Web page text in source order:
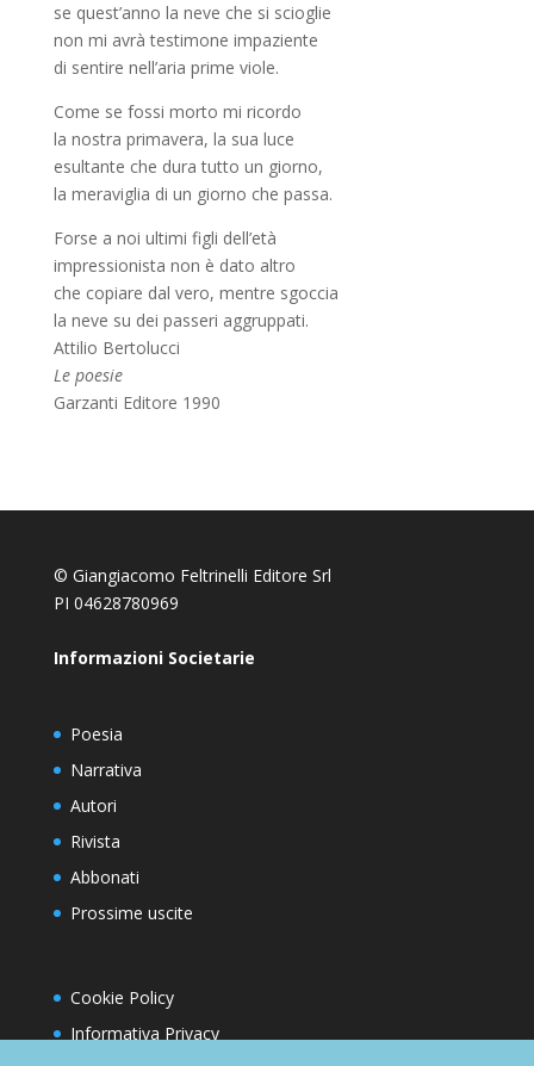
se quest’anno la neve che si scioglie
non mi avrà testimone impaziente
di sentire nell’aria prime viole.
Come se fossi morto mi ricordo
la nostra primavera, la sua luce
esultante che dura tutto un giorno,
la meraviglia di un giorno che passa.
Forse a noi ultimi figli dell’età
impressionista non è dato altro
che copiare dal vero, mentre sgoccia
la neve su dei passeri aggruppati.
Attilio Bertolucci
Le poesie
Garzanti Editore 1990
© Giangiacomo Feltrinelli Editore Srl
PI 04628780969
Informazioni Societarie
Poesia
Narrativa
Autori
Rivista
Abbonati
Prossime uscite
Cookie Policy
Informativa Privacy